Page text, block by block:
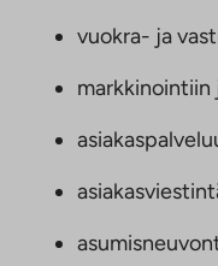
vuokra- ja
markkinointiin